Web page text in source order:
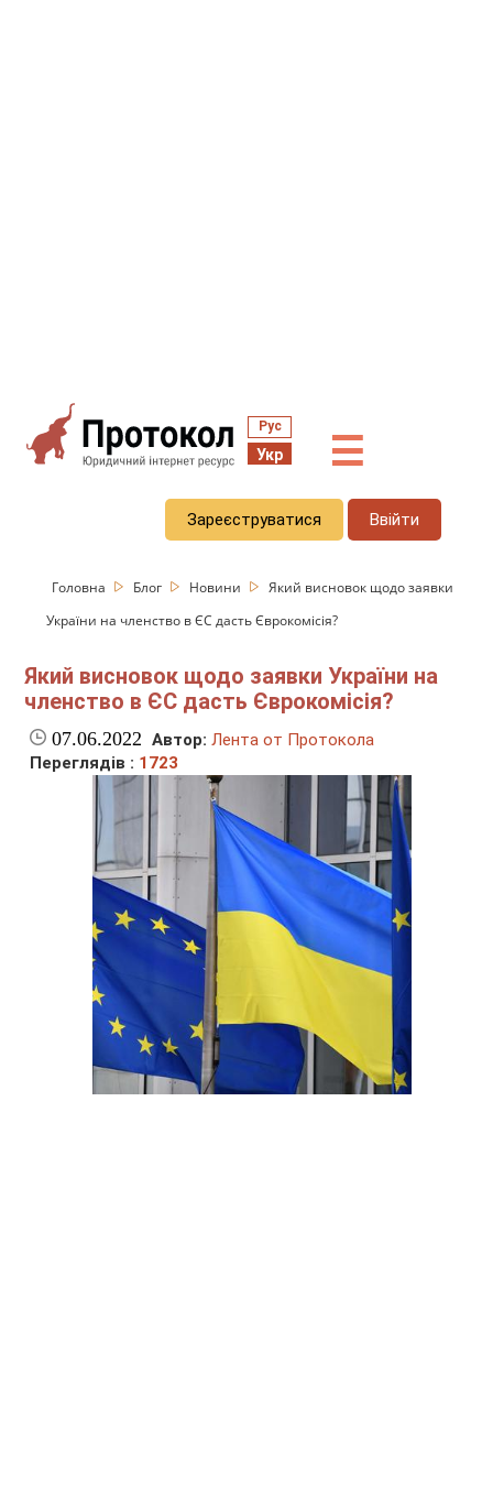
Рус
Укр ☰
Зареєструватися Ввійти
Головна Блог Новини
Який висновок щодо заявки
України на членство в ЄС дасть Єврокомісія?
Який висновок щодо заявки України на
членство в ЄС дасть Єврокомісія?
07.06.2022 Автор: Лента от Протокола
Переглядів : 1723